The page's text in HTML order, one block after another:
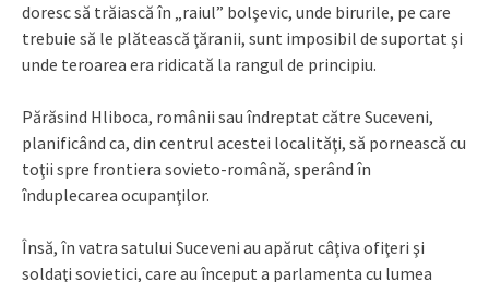
doresc să trăiască în „raiul” bolşevic, unde birurile, pe care
trebuie să le plă­tească ţăranii, sunt imposibil de suportat şi
unde teroarea era ridicată la rangul de principiu.
Părăsind Hliboca, românii sau îndreptat către Suceveni,
planificând ca, din centrul acestei localităţi, să pornească cu
toţii spre frontiera sovieto-română, sperând în
înduplecarea ocupanţilor.
Însă, în vatra satului Suceveni au apărut câţiva ofiţeri şi
soldaţi sovietici, care au început a parlamenta cu lumea